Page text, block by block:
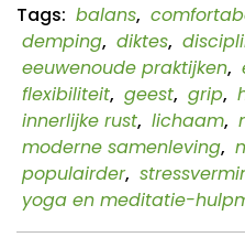
Tags: balans,
demping, diktes,
eeuwenoude praktijken,
flexibiliteit, geest, grip,
innerlijke rust, lichaam,
moderne samenleving,
populairder,
yoga en meditatie-